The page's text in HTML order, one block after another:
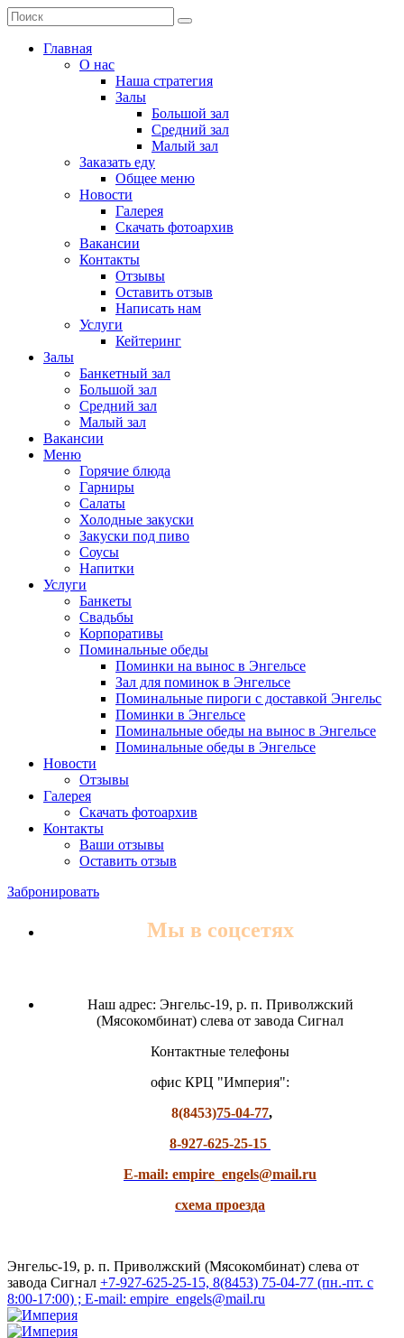
Главная
О нас
Наша стратегия
Залы
Большой зал
Средний зал
Малый зал
Заказать еду
Общее меню
Новости
Галерея
Скачать фотоархив
Вакансии
Контакты
Отзывы
Оставить отзыв
Написать нам
Услуги
Кейтеринг
Залы
Банкетный зал
Большой зал
Средний зал
Малый зал
Вакансии
Меню
Горячие блюда
Гарниры
Салаты
Холодные закуски
Закуски под пиво
Соусы
Напитки
Услуги
Банкеты
Свадьбы
Корпоративы
Поминальные обеды
Поминки на вынос в Энгельсе
Зал для поминок в Энгельсе
Поминальные пироги с доставкой Энгельс
Поминки в Энгельсе
Поминальные обеды на вынос в Энгельсе
Поминальные обеды в Энгельсе
Новости
Отзывы
Галерея
Скачать фотоархив
Контакты
Ваши отзывы
Оставить отзыв
Забронировать
Мы в соцсетях
Наш адрес: Энгельс-19, р. п. Приволжский
(Мясокомбинат) слева от завода Сигнал
Контактные телефоны
офис КРЦ "Империя":
8(8453)75-04-77,
8-927-625-25-15
E-mail: empire_engels@mail.ru
схема проезда
Энгельс-19, р. п. Приволжский (Мясокомбинат) слева от
завода Сигнал +7-927-625-25-15, 8(8453) 75-04-77 (пн.-пт. с
8:00-17:00) ; E-mail: empire_engels@mail.ru